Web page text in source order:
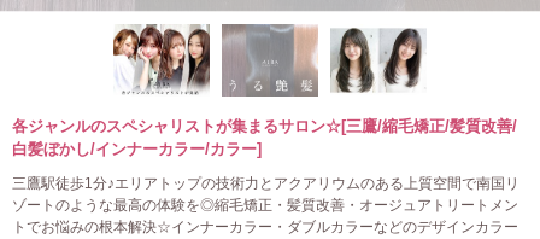
各ジャンルのスペシャリストが集まるサロン☆[三鷹/縮毛矯正/髪質改善/
白髪ぼかし/インナーカラー/カラー]
三鷹駅徒歩1分♪エリアトップの技術力とアクアリウムのある上質空間で南国リ
ゾートのような最高の体験を◎縮毛矯正・髪質改善・オージュアトリートメン
トでお悩みの根本解決☆インナーカラー・ダブルカラーなどのデザインカラー